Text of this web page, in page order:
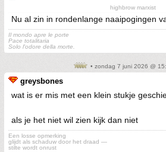
highbrow marxist
Nu al zin in rondenlange naaipogingen
Il mondo apre le porte
Pace totalitaria
Solo l'odore della morte.
• zondag 7 juni 2026 @
greysbones
wat is er mis met een klein stukje
als je het niet wil zien kijk dan niet
Een losse opmerking
glijdt als schaduw door het draad —
stilte wordt onrust